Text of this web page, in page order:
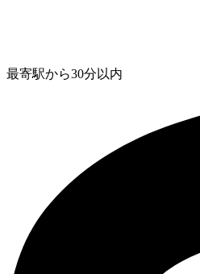
最寄駅から30分以内